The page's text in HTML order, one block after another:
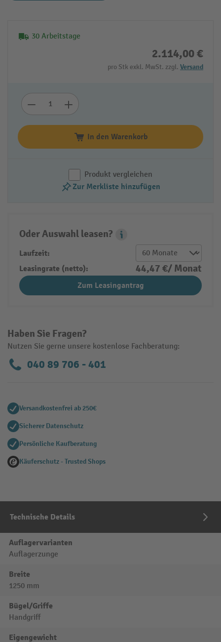
30 Arbeitstage
2.114,00 €
pro Stk exkl. MwSt. zzgl. Versand
In den Warenkorb
Produkt vergleichen
Zur Merkliste hinzufügen
Haben Sie Fragen?
Nutzen Sie gerne unsere kostenlose Fachberatung:
040 89 706 - 401
Oder Auswahl leasen?
Leasing Popover
Laufzeit:
Leasingrate (netto):
44,47 €/ Monat
Zum Leasingantrag
Versandkostenfrei ab 250€
Sicherer Datenschutz
Persönliche Kaufberatung
Käuferschutz - Trusted Shops
Technische Details
Auflagervarianten
Auflagerzunge
Breite
1250 mm
Bügel/Griffe
Handgriff
Eigengewicht